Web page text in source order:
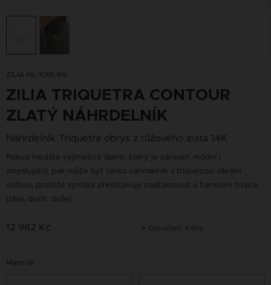
ZILIA-NL-1065-RG
ZILIA TRIQUETRA CONTOUR
ZLATÝ NÁHRDELNÍK
Náhrdelník Triquetra obrys z růžového zlata 14K
Pokud hledáte výjimečný šperk, který je zároveň módní i
smysluplný, pak může být tento náhrdelník s triquetrou ideální
volbou, protože symbol představuje nadčasovost a harmonii trojice
(tělo, duch, duše).
12 982 Kč Doručení: 4 dny
Materiál